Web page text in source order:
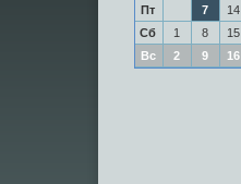
Пт
7 14
Сб
1 8 15
Вс
2 9 16